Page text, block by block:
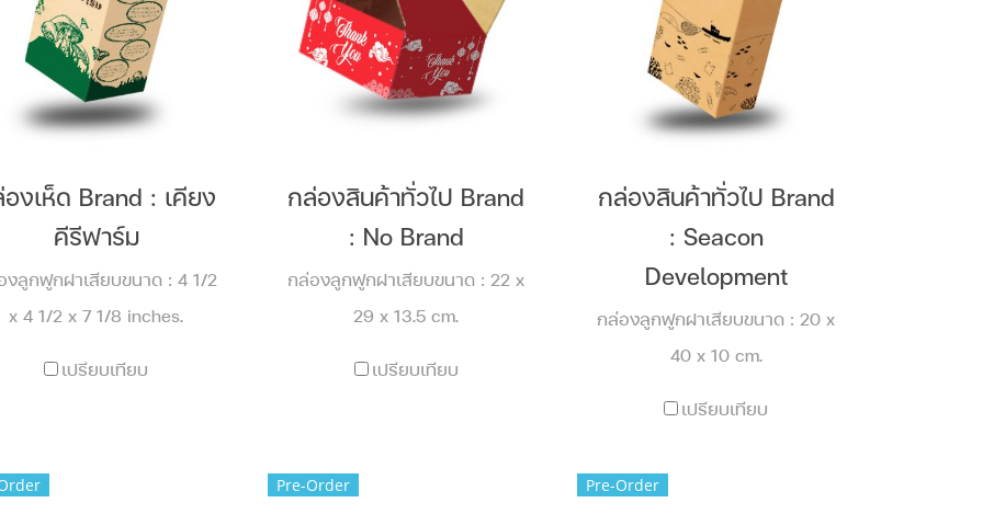
งเห็ด Brand : เคียง
คีรีฟาร์ม
งลูกฟูกฝาเสียบขนาด : 4 1/2
x 4 1/2 x 7 1/8 inches.
เปรียบเทียบ
กล่องสินค้าทั่วไป Brand
: No Brand
กล่องลูกฟูกฝาเสียบขนาด : 22 x
29 x 13.5 cm.
เปรียบเทียบ
กล่องสินค้าทั่วไป Brand
: Seacon
Development
กล่องลูกฟูกฝาเสียบขนาด : 20 x
40 x 10 cm.
เปรียบเทียบ
Pre-Order Pre-Order